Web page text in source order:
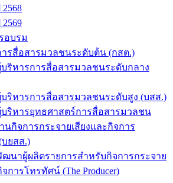
อบรม
รสื่อสารมวลชนระดับต้น (กสต.)
ริหารการสื่อสารมวลชนระดับกลาง
ริหารการสื่อสารมวลชนระดับสูง (บสส.)
ริหารยุทธศาสตร์การสื่อสารมวลชน
นกิจการกระจายเสียงและกิจการ
ยสส.)
นาผู้ผลิตรายการสำหรับกิจการกระจาย
การโทรทัศน์ (The Producer)